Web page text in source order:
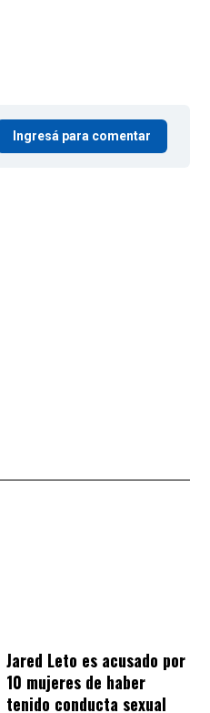
Ingresá para comentar
Jared Leto es acusado por
10 mujeres de haber
tenido conducta sexual